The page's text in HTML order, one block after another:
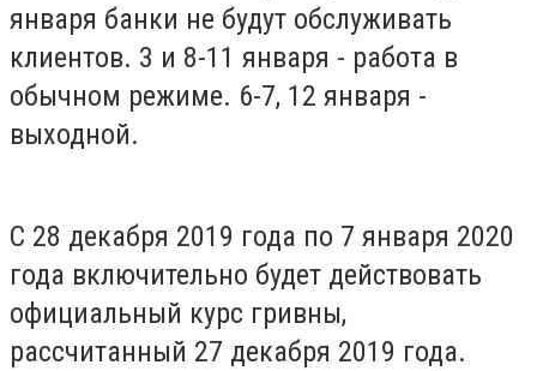
января банки не будут обслуживать
клиентов. 3 и 8-11 января - работа в
обычном режиме. 6-7, 12 января -
выходной.
С 28 декабря 2019 года по 7 января 2020
года включительно будет действовать
официальный курс гривны,
рассчитанный 27 декабря 2019 года.